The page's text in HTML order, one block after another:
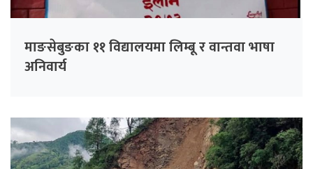
माङसेबुङका ११ विद्यालयमा लिम्बू र वान्तवा भाषा
अनिवार्य